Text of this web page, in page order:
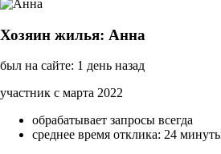
Хозяин жилья: Анна
был на сайте: 1 день назад
участник с марта 2022
обрабатывает запросы всегда
среднее время отклика: 24